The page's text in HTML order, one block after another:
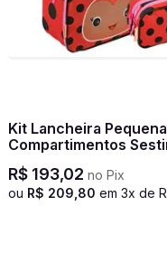
Kit Lancheira
Compartimentos
Joaninha - Colorido
R$ 193,02 no Pix
ou R$ 209,80 em 3x de